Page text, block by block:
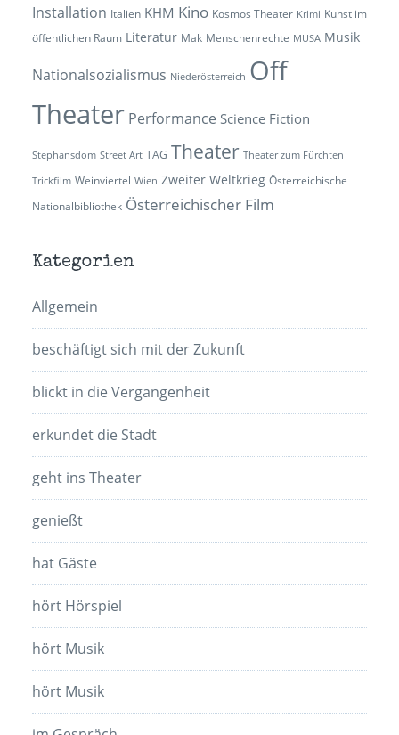
Installation Italien KHM Kino Kosmos Theater Krimi Kunst im
öffentlichen Raum Literatur Mak Menschenrechte MUSA Musik
Nationalsozialismus Niederösterreich Off
Theater Performance Science Fiction
Stephansdom Street Art TAG Theater Theater zum Fürchten
Trickfilm Weinviertel Wien Zweiter Weltkrieg Österreichische
Nationalbibliothek Österreichischer Film
Kategorien
Allgemein
beschäftigt sich mit der Zukunft
blickt in die Vergangenheit
erkundet die Stadt
geht ins Theater
genießt
hat Gäste
hört Hörspiel
hört Musik
hört Musik